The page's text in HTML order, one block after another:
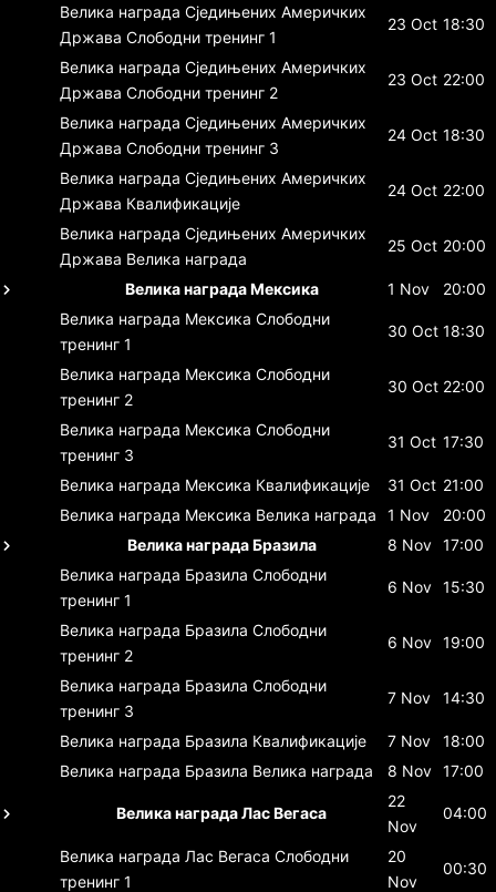
Велика награда Сједињених Америчких
Држава Слободни тренинг 1
23 Oct 18:30
Велика награда Сједињених Америчких
Држава Слободни тренинг 2
23 Oct 22:00
Велика награда Сједињених Америчких
Држава Слободни тренинг 3
24 Oct 18:30
Велика награда Сједињених Америчких
Држава Квалификације
24 Oct 22:00
Велика награда Сједињених Америчких
Држава Велика награда
25 Oct 20:00
Велика награда Мексика 1 Nov
20:00
Велика награда Мексика Слободни
тренинг 1
30 Oct 18:30
Велика награда Мексика Слободни
тренинг 2
30 Oct 22:00
Велика награда Мексика Слободни
тренинг 3
31 Oct 17:30
Велика награда Мексика Квалификације 31 Oct 21:00
Велика награда Мексика Велика награда 1 Nov
20:00
Велика награда Бразила
8 Nov 17:00
Велика награда Бразила Слободни
тренинг 1
6 Nov 15:30
Велика награда Бразила Слободни
тренинг 2
6 Nov 19:00
Велика награда Бразила Слободни
тренинг 3
7 Nov 14:30
Велика награда Бразила Квалификације 7 Nov
18:00
Велика награда Бразила Велика награда 8 Nov 17:00
Велика награда Лас Вегаса
22
Nov
04:00
Велика награда Лас Вегаса Слободни
тренинг 1
20
Nov
00:30